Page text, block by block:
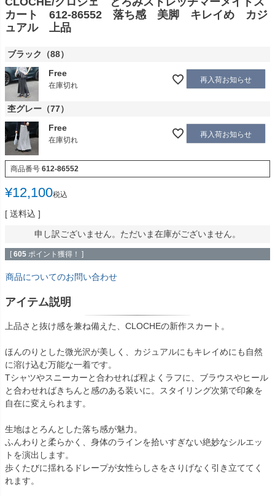
カート 612-86552 落ち感 美脚 キレイめ カジ
ュアル 上品
ブラック（88）
Free
在庫切れ
再入荷お知らせ
杢グレー（77）
Free
在庫切れ
再入荷お知らせ
商品番号 612-86552
¥12,100税込
送料込
申し訳ございません。ただいま在庫がございません。
[ 605 ポイント獲得！ ]
商品についてのお問い合わせ
アイテム説明
上品さと抜け感を兼ね備えた、CLOCHEの新作スカート。
ほんのりとした微光沢が美しく、カジュアルにもキレイめにも自然
に溶け込む万能な一着です。
Tシャツやスニーカーと合わせれば程よくラフに、ブラウスやヒール
と合わせればきちんと感のある装いに。スタイリング次第で印象を
自在に変えられます。
生地はとろんとした落ち感が魅力。
ふんわりと柔らかく、身体のラインを拾いすぎない絶妙なシルエッ
トを演出します。
歩くたびに揺れるドレープが女性らしさをさりげなく引き立ててく
れます。